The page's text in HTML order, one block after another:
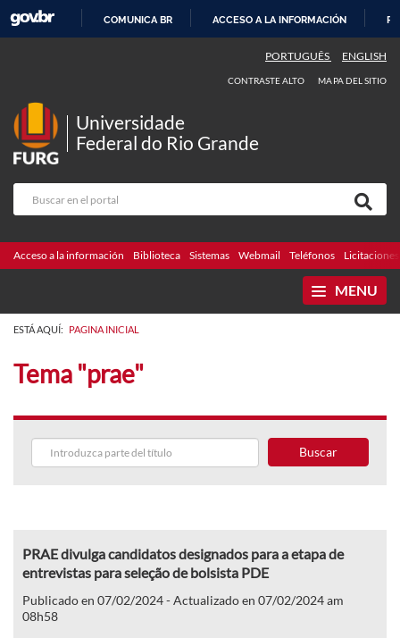
CONTENIDO
COMUNICA BR ACCESO A LA INFORMACIÓN
PORTUGUÊS ENGLISH
CONTRASTE ALTO MAPA DEL SITIO
Universidade
Federal do Rio Grande
Acceso a la información Biblioteca Sistemas Webmail Teléfonos Licitaciones
MENU
ESTÁ AQUÍ: PAGINA INICIAL
Tema "prae"
Buscar
PRAE divulga candidatos designados para a etapa de
entrevistas para seleção de bolsista PDE
Publicado en 07/02/2024 - Actualizado en 07/02/2024 am
08h58